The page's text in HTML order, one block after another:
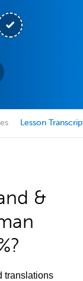
Lesson
&
translations